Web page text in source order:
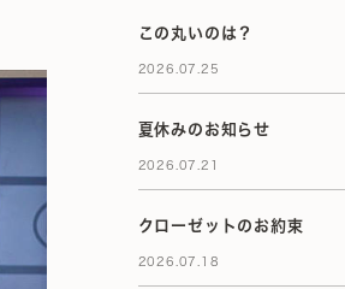
この丸いのは？
2026.07.25
夏休みのお知らせ
2026.07.21
クローゼットのお約束
2026.07.18